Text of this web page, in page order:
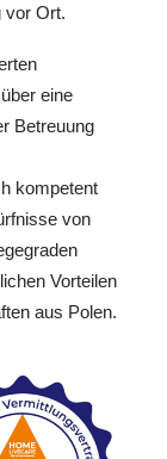
vor Ort.
eine
Betreuung
kompetent
von
Vorteilen
aus Polen.